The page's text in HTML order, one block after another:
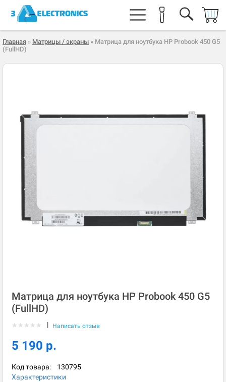
Главная » Матрицы / экраны » Матрица для ноутбука HP Probook 450 G5
(FullHD)
Матрица для ноутбука HP Probook 450 G5
(FullHD)
★ ★ ★ ★ ★ | Написать отзыв
5 190 р.
Код товара: 130795
Характеристики